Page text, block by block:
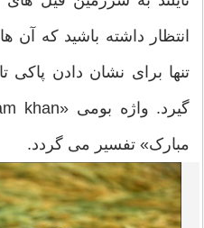
داشته باشید که آن ها
برای نشان دادن پاکی
تفسیر می گردد.